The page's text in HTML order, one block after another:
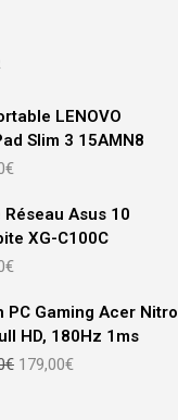
LENOVO
Slim 3 15AMN8
€
Réseau Asus 10
XG-C100C
€
PC Gaming Acer Nitro
HD, 180Hz 1ms
€ Le
179,00€Le